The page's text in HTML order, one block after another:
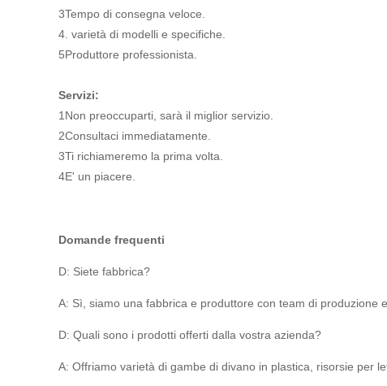
3Tempo di consegna veloce.
4. varietà di modelli e specifiche.
5Produttore professionista.
Servizi:
1Non preoccuparti, sarà il miglior servizio.
2Consultaci immediatamente.
3Ti richiameremo la prima volta.
4E' un piacere.
Domande frequenti
D: Siete fabbrica?
A: Sì, siamo una fabbrica e produttore con team di produzione
D: Quali sono i prodotti offerti dalla vostra azienda?
A: Offriamo varietà di gambe di divano in plastica, risorsie per